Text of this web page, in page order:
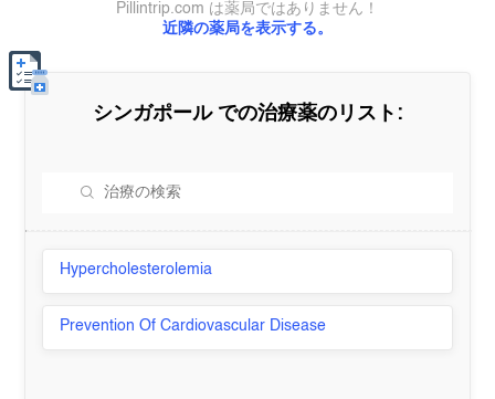
近隣の薬局を表示する。
Pillintrip.com は薬局ではありません！
シンガポールでの治療薬のリスト:
Hypercholesterolemia
Prevention Of Cardiovascular Disease